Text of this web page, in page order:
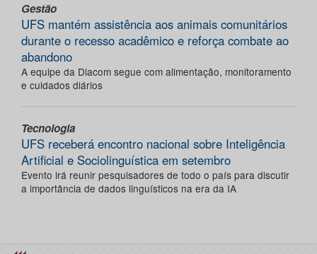
Gestão
UFS mantém assistência aos animais comunitários
durante o recesso acadêmico e reforça combate ao
abandono
A equipe da Diacom segue com alimentação, monitoramento
e cuidados diários
Tecnologia
UFS receberá encontro nacional sobre Inteligência
Artificial e Sociolinguística em setembro
Evento irá reunir pesquisadores de todo o país para discutir
a importância de dados linguísticos na era da IA